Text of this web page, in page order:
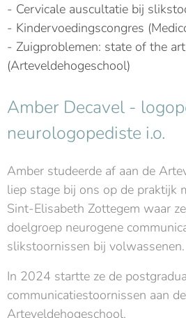
- Cervicale auscultatie bij
- Kindervoedingscongres
- Zuigproblemen: state of the art
(Arteveldehogeschool)
Amber Decavel -
neurologopediste i.o.
Amber studeerde af aan de
liep stage bij ons op de praktijk
Sint-Elisabeth Zottegem waar
doelgroep neurogene
slikstoornissen bij volwassenen.
In 2024 startte ze de
communicatiestoornissen aan de
Arteveldehogeschool.